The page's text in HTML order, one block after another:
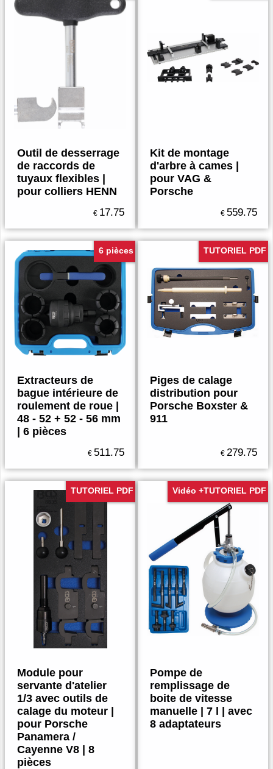
Outil de desserrage
de raccords de
tuyaux flexibles |
pour colliers HENN
€ 17.75
Kit de montage
d'arbre à cames |
pour VAG &
Porsche
€ 559.75
6 pièces
Extracteurs de
bague intérieure de
roulement de roue |
48 - 52 + 52 - 56 mm
| 6 pièces
€ 511.75
TUTORIEL PDF
Piges de calage
distribution pour
Porsche Boxster &
911
€ 279.75
TUTORIEL PDF
Module pour
servante d'atelier
1/3 avec outils de
calage du moteur |
pour Porsche
Panamera /
Cayenne V8 | 8
pièces
Vidéo +TUTORIEL PDF
Pompe de
remplissage de
boite de vitesse
manuelle | 7 l | avec
8 adaptateurs